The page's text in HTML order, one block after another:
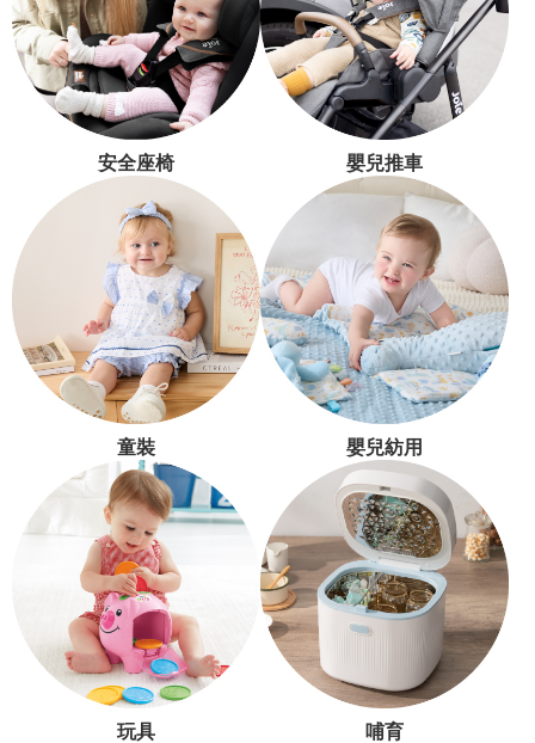
安全座椅 嬰兒推車
童裝 嬰兒紡用
玩具 哺育